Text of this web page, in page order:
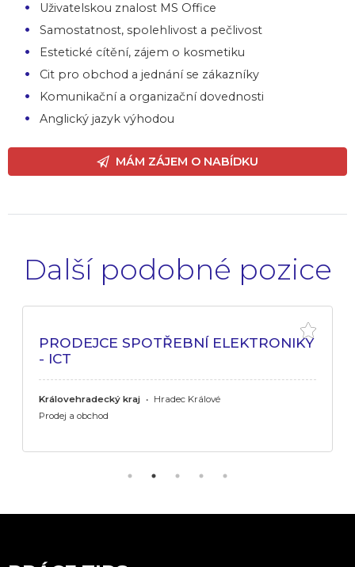
Uživatelskou znalost MS Office
Samostatnost, spolehlivost a pečlivost
Estetické cítění, zájem o kosmetiku
Cit pro obchod a jednání se zákazníky
Komunikační a organizační dovednosti
Anglický jazyk výhodou
MÁM ZÁJEM O NABÍDKU
Další podobné pozice
PRODEJCE SPOTŘEBNÍ ELEKTRONIKY
- ICT
Královehradecký kraj • Hradec Králové
Prodej a obchod